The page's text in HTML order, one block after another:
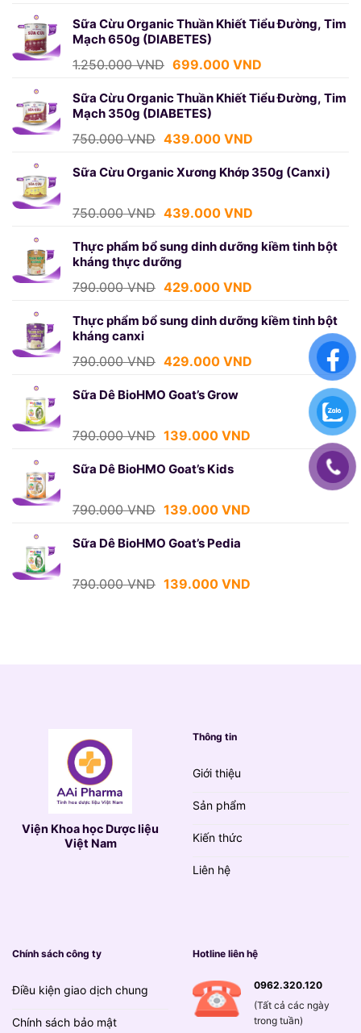
là:
1.250.000 VND.
tại
Sữa Cừu Organic Thuần Khiết Tiểu Đường, Tim
Mạch 650g (DIABETES)
1.250.000VND Giá
là:
1.250.000 VND.
699.000 VNDGiá
tại
Sữa Cừu Organic Thuần Khiết Tiểu Đường, Tim
Mạch 350g (DIABETES)
750.000VND Giá
là:
439.000 VNDGiá
tại
Sữa Cừu Organic Xương Khớp 350g (Canxi)
750.000VND Giá
là:
750.000 VND.
439.000 VNDGiá
tại
Thực phẩm bổ sung dinh dưỡng kiềm tinh bột
kháng thực dưỡng
790.000VND Giá
là:
429.000 VNDGiá
tại
429.000 VND.
Thực phẩm bổ sung dinh dưỡng kiềm tinh bột
kháng canxi
790.000VND Giá
là:
429.000 VNDGiá
429.000 VND.
Sữa Dê BioHMO Goat’s Grow
790.000VND Giá
là:
139.000 VNDGiá
Sữa Dê BioHMO Goat’s Kids
790.000VND Giá
là:
139.000 VNDGiá
Sữa Dê BioHMO Goat’s Pedia
790.000VND Giá
139.000 VNDGiá
Viện Khoa học Dược liệu
Việt Nam
Thông tin
Giới thiệu
Sản phẩm
Kiến thức
Liên hệ
Chính sách công ty
Điều kiện giao dịch chung
Chính sách bảo mật
Hotline liên hệ
0962.320.120
(Tất cả các ngày
trong tuần)